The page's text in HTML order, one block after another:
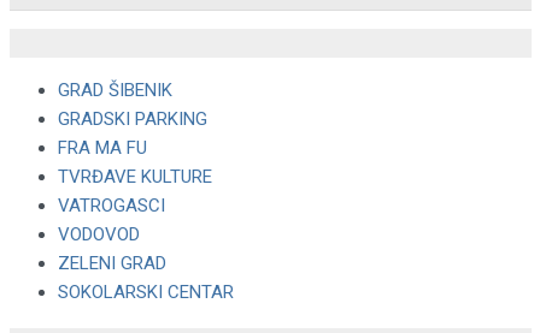
GRAD ŠIBENIK
GRADSKI PARKING
FRA MA FU
TVRĐAVE KULTURE
VATROGASCI
VODOVOD
ZELENI GRAD
SOKOLARSKI CENTAR